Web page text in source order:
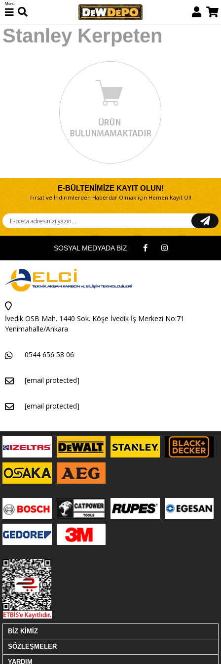
Menü
Stanley Kerpeten
E-BÜLTENİMİZE KAYIT OLUN!
Fırsat ve İndirimlerden Haberdar Olmak için Hemen Kayıt Ol!
SOSYAL MEDYADA BİZ
İvedik OSB Mah. 1440 Sok. Köşe İvedik İş Merkezi No:71
Yenimahalle/Ankara
0544 656 58 06
[email protected]
[email protected]
BİZ KİMİZ
SÖZLEŞMELER
YARDIM